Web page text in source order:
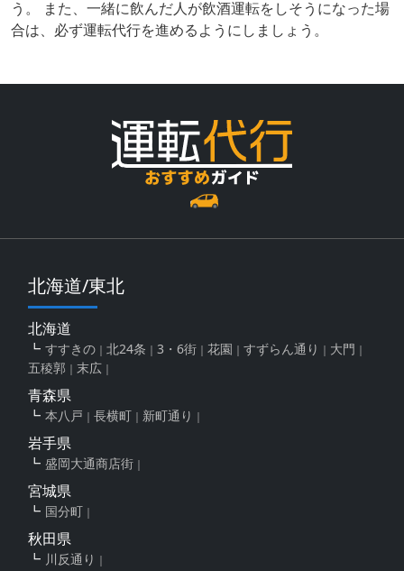
う。 また、一緒に飲んだ人が飲酒運転をしそうになった場
合は、必ず運転代行を進めるようにしましょう。
北海道/東北
北海道
すすきの 北24条 3・6街 花園 すずらん通り
大門
五稜郭
末広
青森県
本八戸 長横町 新町通り
岩手県
盛岡大通商店街
宮城県
国分町
秋田県
川反通り